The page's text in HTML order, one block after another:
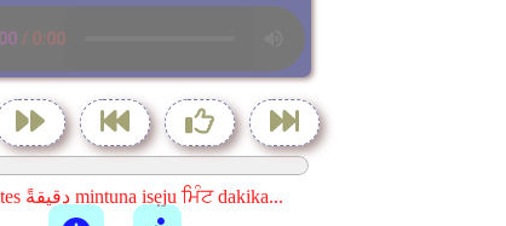
...minutes دقيقةً mintuna isẹju ਮਿੰਟ dakika...